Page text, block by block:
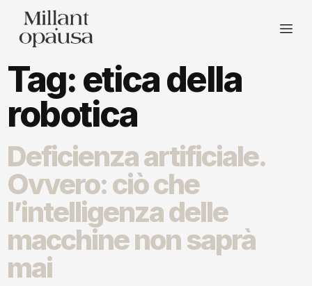
Tag: etica della
robotica
Deficienza artificiale.
Ovvero: ciò che
l’intelligenza delle
macchine non saprà
mai